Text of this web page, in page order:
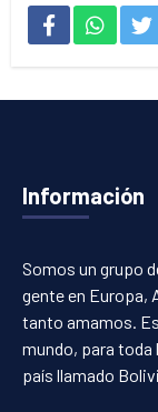
Información
Somos un grupo
gente en Europa,
tanto amamos.
mundo, para toda
país llamado